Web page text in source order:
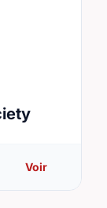
Voir